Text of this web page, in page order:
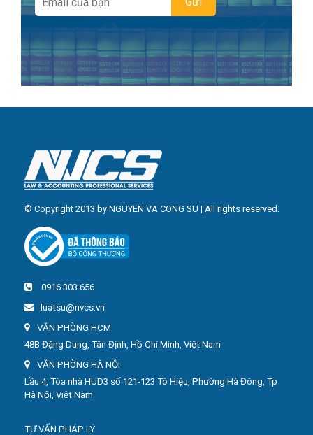
© Copyright 2013 by NGUYEN VA CONG SU | All rights reserved.
0916.303.656
luatsu@nvcs.vn
VĂN PHÒNG HCM
48B Đặng Dung, Tân Định, Hồ Chí Minh, Việt Nam
VĂN PHÒNG HÀ NỘI
Lầu 4, Tòa nhà HUD3 số 121-123 Tô Hiệu, Phường Hà Đông, Tp
Hà Nội, Việt Nam
TƯ VẤN PHÁP LÝ